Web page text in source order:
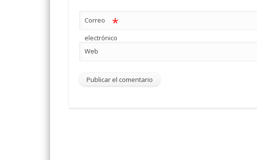
Correo
electrónico
*
Web